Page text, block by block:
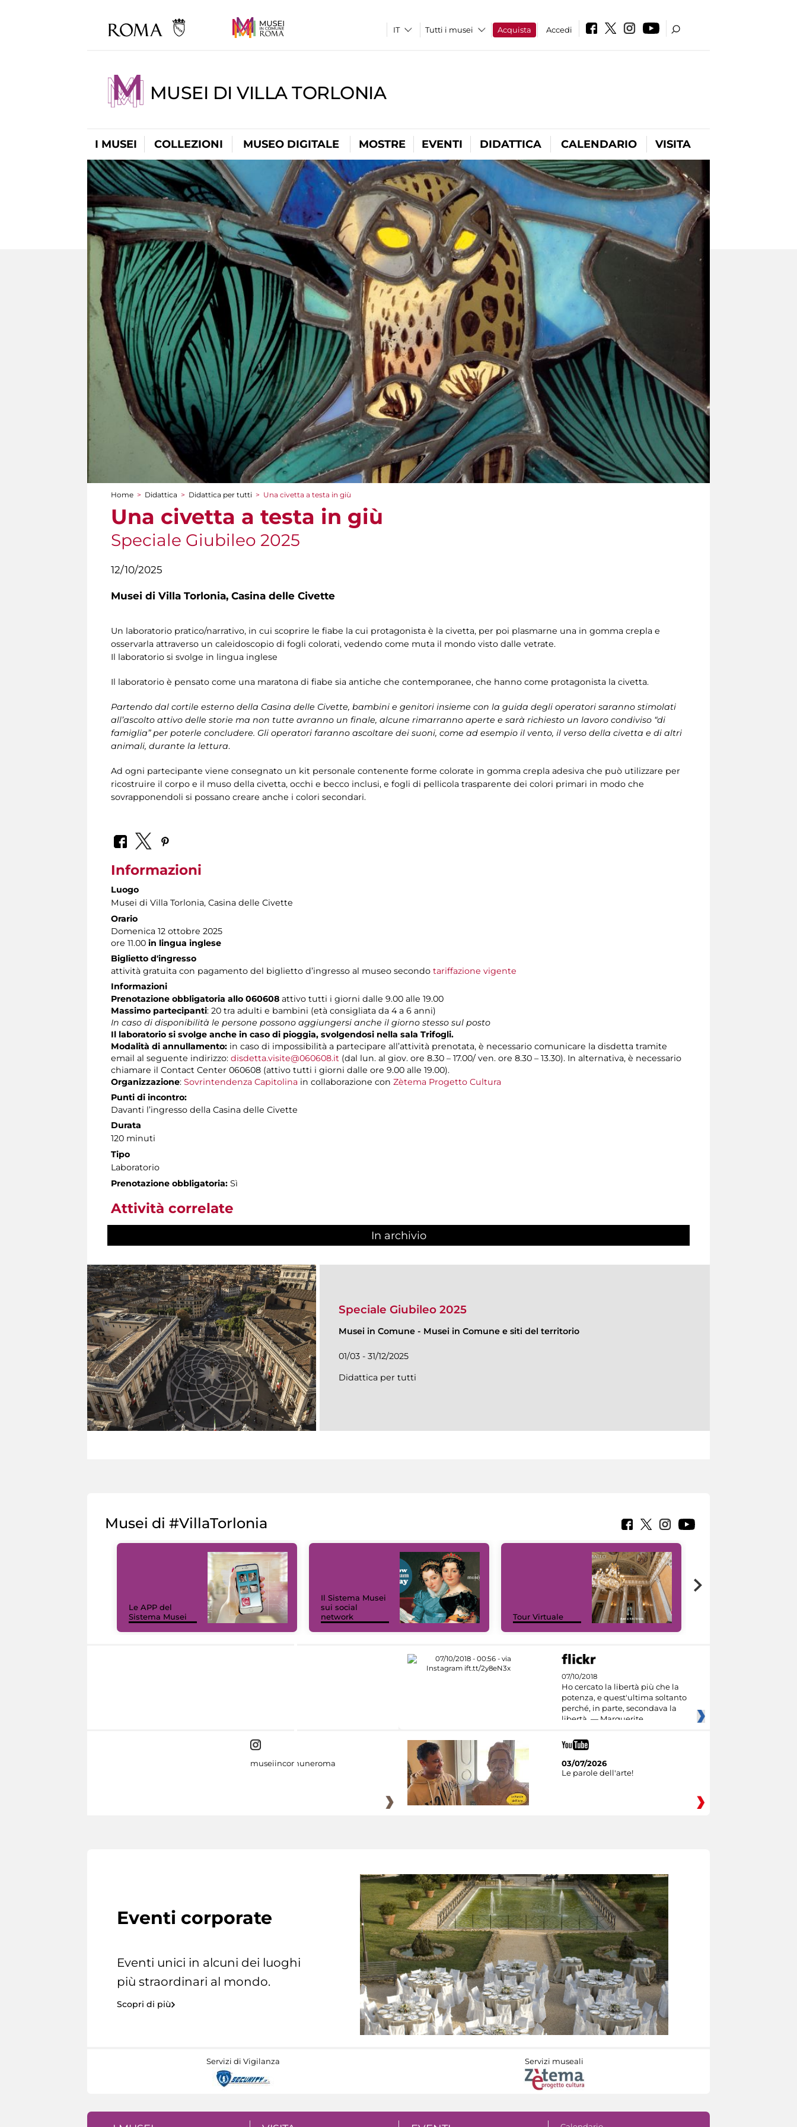
Tutti i musei Acquista Accedi
MUSEI DI VILLA TORLONIA
I MUSEI COLLEZIONI MUSEO DIGITALE MOSTRE EVENTI DIDATTICA CALENDARIO VISITA
Tu sei qui
Home > Didattica > Didattica per tutti > Una civetta a testa in giù
Una civetta a testa in giù
Speciale Giubileo 2025
12/10/2025
Musei di Villa Torlonia, Casina delle Civette
Un laboratorio pratico/narrativo, in cui scoprire le fiabe la cui protagonista è la civetta, per poi plasmarne una in gomma crepla e
osservarla attraverso un caleidoscopio di fogli colorati, vedendo come muta il mondo visto dalle vetrate.
Il laboratorio si svolge in lingua inglese
Il laboratorio è pensato come una maratona di fiabe sia antiche che contemporanee, che hanno come protagonista la civetta.
Partendo dal cortile esterno della Casina delle Civette, bambini e genitori insieme con la guida degli operatori saranno stimolati
all’ascolto attivo delle storie ma non tutte avranno un finale, alcune rimarranno aperte e sarà richiesto un lavoro condiviso “di
famiglia” per poterle concludere. Gli operatori faranno ascoltare dei suoni, come ad esempio il vento, il verso della civetta e di altri
animali, durante la lettura.
Ad ogni partecipante viene consegnato un kit personale contenente forme colorate in gomma crepla adesiva che può utilizzare per
ricostruire il corpo e il muso della civetta, occhi e becco inclusi, e fogli di pellicola trasparente dei colori primari in modo che
sovrapponendoli si possano creare anche i colori secondari.
Informazioni
Luogo
Musei di Villa Torlonia, Casina delle Civette
Orario
Domenica 12 ottobre 2025
ore 11.00 in lingua inglese
Biglietto d'ingresso
attività gratuita con pagamento del biglietto d’ingresso al museo secondo tariffazione vigente
Informazioni
Prenotazione obbligatoria allo 060608 attivo tutti i giorni dalle 9.00 alle 19.00
Massimo partecipanti: 20 tra adulti e bambini (età consigliata da 4 a 6 anni)
In caso di disponibilità le persone possono aggiungersi anche il giorno stesso sul posto
Il laboratorio si svolge anche in caso di pioggia, svolgendosi nella sala Trifogli.
Modalità di annullamento: in caso di impossibilità a partecipare all’attività prenotata, è necessario comunicare la disdetta tramite
email al seguente indirizzo: disdetta.visite@060608.it (dal lun. al giov. ore 8.30 – 17.00/ ven. ore 8.30 – 13.30). In alternativa, è necessario
chiamare il Contact Center 060608 (attivo tutti i giorni dalle ore 9.00 alle 19.00).
Organizzazione: Sovrintendenza Capitolina in collaborazione con Zètema Progetto Cultura
Punti di incontro:
Davanti l’ingresso della Casina delle Civette
Durata
120 minuti
Tipo
Laboratorio
Prenotazione obbligatoria: Sì
Attività correlate
In archivio
Speciale Giubileo 2025
Musei in Comune - Musei in Comune e siti del territorio
01/03 - 31/12/2025
Didattica per tutti
Musei di #VillaTorlonia
Le APP del
Sistema Musei
Il Sistema Musei
sui social
network
Tour Virtuale
07/10/2018
Ho cercato la libertà più che la
potenza, e quest'ultima soltanto
perché, in parte, secondava la
libertà. — Marguerite
museiincomuneroma
03/07/2026
Le parole dell'arte!
Eventi corporate
Eventi unici in alcuni dei luoghi
più straordinari al mondo.
Scopri di più
Servizi di Vigilanza Servizi museali